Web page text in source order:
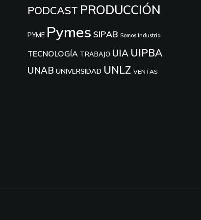
PODCAST PRODUCCIÓN
PYME Pymes SIPAB Somos Industria
TECNOLOGÍA TRABAJO UIA UIPBA
UNAB UNIVERSIDAD UNLZ VENTAS